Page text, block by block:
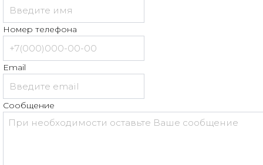
Номер телефона
Email
Сообщение